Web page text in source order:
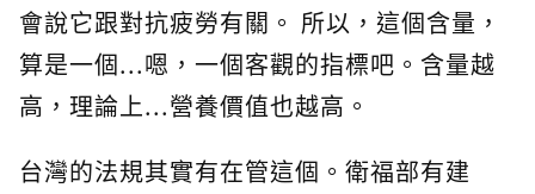
會說它跟對抗疲勞有關。 所以，這個含量，
算是一個...嗯，一個客觀的指標吧。含量越
高，理論上...營養價值也越高。
台灣的法規其實有在管這個。衛福部有建